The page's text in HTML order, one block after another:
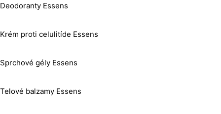
Deodoranty Essens
Krém proti celulitíde Essens
Sprchové gély Essens
Telové balzamy Essens